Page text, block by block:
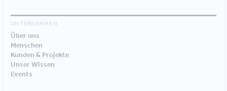
UNTERNEHMEN
Über uns
Menschen
Kunden & Projekte
Unser Wissen
Events